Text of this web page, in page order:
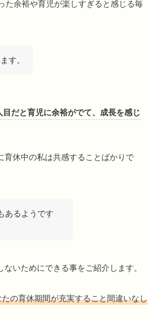
た余裕や育児が楽しすぎると感じる毎
す。
だと育児に余裕がでて、成長を感じ
休中の私は共感することばかりで
あるようです
いためにできる事をご紹介します。
の育休期間が充実すること間違いなし